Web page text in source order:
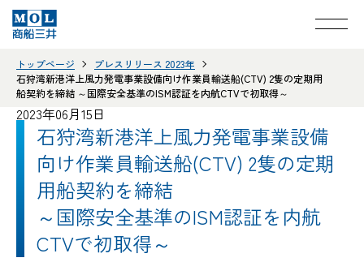
トップページ
プレスリリース 2023年
石狩湾新港洋上風力発電事業設備向け作業員輸送船(CTV) 2隻の定期用
船契約を締結 ～国際安全基準のISM認証を内航CTVで初取得～
2023年06月15日
石狩湾新港洋上風力発電事業設備
向け作業員輸送船(CTV) 2隻の定期
用船契約を締結
～国際安全基準のISM認証を内航
CTVで初取得～